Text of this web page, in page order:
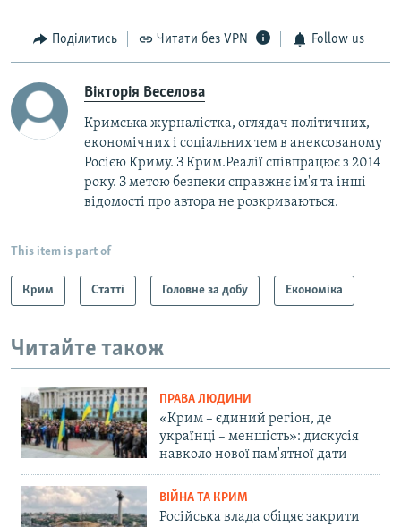
Поділитись Читати без VPN Follow us
Вікторія Веселова
Кримська журналістка, оглядач політичних,
економічних і соціальних тем в анексованому
Росією Криму. З Крим.Реалії співпрацює з 2014
року. З метою безпеки справжнє ім'я та інші
відомості про автора не розкриваються.
This item is part of
Крим Статті Головне за добу Економіка
Читайте також
ПРАВА ЛЮДИНИ
«Крим – єдиний регіон, де
українці – меншість»: дискусія
навколо нової пам'ятної дати
ВІЙНА ТА КРИМ
Російська влада обіцяє закрити